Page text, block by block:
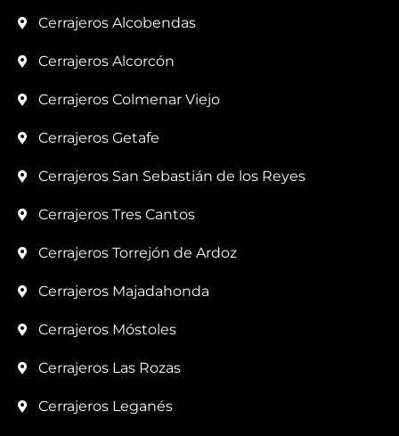
Cerrajeros Alcobendas
Cerrajeros Alcorcón
Cerrajeros Colmenar Viejo
Cerrajeros Getafe
Cerrajeros San Sebastián de los Reyes
Cerrajeros Tres Cantos
Cerrajeros Torrejón de Ardoz
Cerrajeros Majadahonda
Cerrajeros Móstoles
Cerrajeros Las Rozas
Cerrajeros Leganés